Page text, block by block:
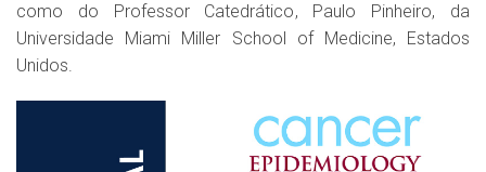
como do Professor Catedrático, Paulo Pinheiro, da
Universidade Miami Miller School of Medicine, Estados
Unidos.